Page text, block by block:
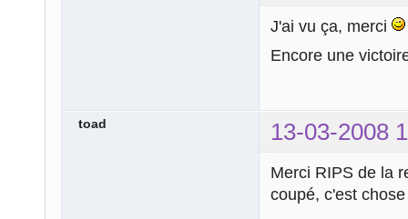
J'ai vu ça, merci
Encore une
toad 13-03-2008
Merci RIPS de la
coupé, c'est